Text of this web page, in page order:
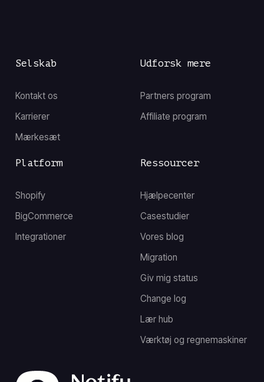
Selskab
Kontakt os
Karrierer
Mærkesæt
Ressourcer
Hjælpecenter
Casestudier
Vores blog
Migration
Giv mig status
Change log
Lær hub
Værktøj og regnemaskiner
Udforsk mere
Partners program
Affiliate program
Platform
Shopify
BigCommerce
Integrationer